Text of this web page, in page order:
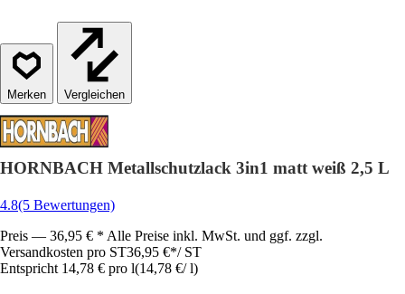
Vergleichen
HORNBACH Metallschutzlack 3in1 matt weiß 2,5 L
4.8(5 Bewertungen)
Preis — 36,95 € * Alle Preise inkl. MwSt. und ggf. zzgl.
Versandkosten pro ST36,95 €*/ ST
Entspricht 14,78 € pro l(14,78 €/ l)